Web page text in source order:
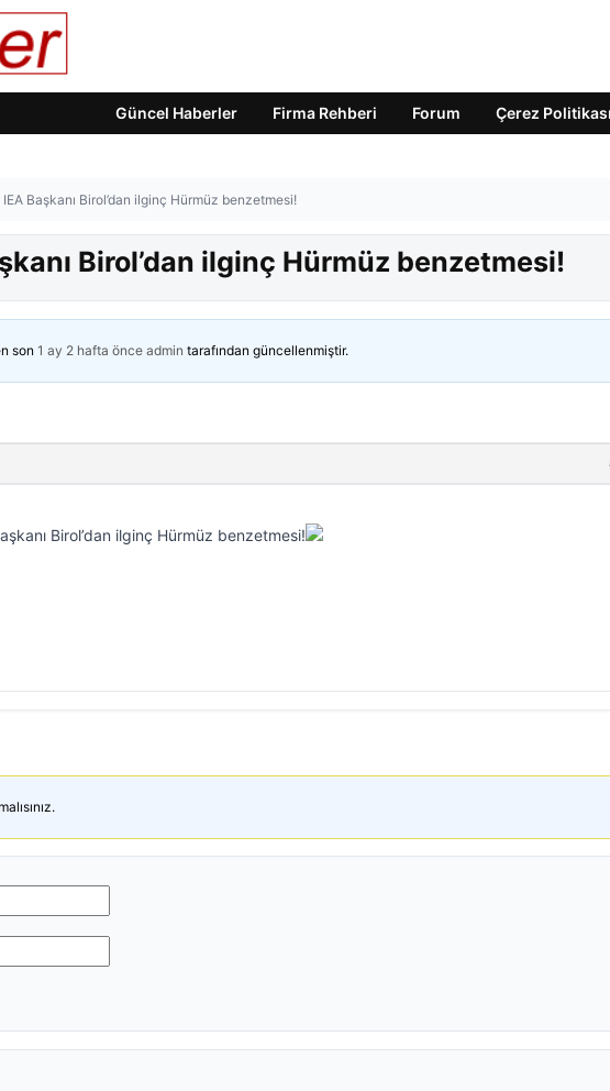
Güncel Haberler Firma Rehberi Forum Çerez Politikası
IEA Başkanı Birol’dan ilginç Hürmüz benzetmesi!
Birol’dan ilginç Hürmüz benzetmesi!
son 1 ay 2 hafta önce admin tarafından güncellenmiştir.
Başkanı Birol’dan ilginç Hürmüz benzetmesi!